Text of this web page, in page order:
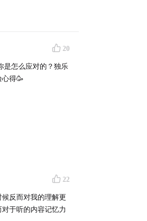
记忆、沉淀阅读
20
是怎么应对的？独乐
心得🥳
22
反而对我的理解更
于听的内容记忆力